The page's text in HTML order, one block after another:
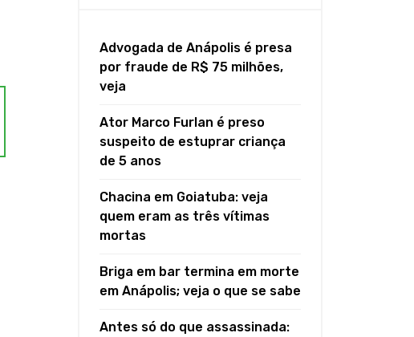
Advogada de Anápolis é presa
por fraude de R$ 75 milhões,
veja
Ator Marco Furlan é preso
suspeito de estuprar criança
de 5 anos
Chacina em Goiatuba: veja
quem eram as três vítimas
mortas
Briga em bar termina em morte
em Anápolis; veja o que se sabe
Antes só do que assassinada: